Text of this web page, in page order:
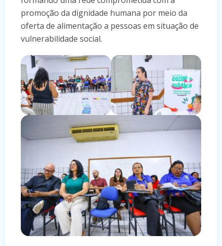
promoção da dignidade humana por meio da
oferta de alimentação a pessoas em situação de
vulnerabilidade social.